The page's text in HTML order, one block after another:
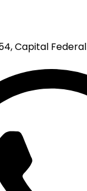
Capital Federal